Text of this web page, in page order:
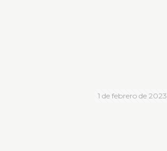
1 de febrero de 2023